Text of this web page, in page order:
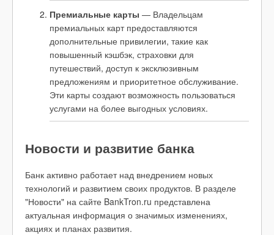
Премиальные карты — Владельцам
премиальных карт предоставляются
дополнительные привилегии, такие как
повышенный кэшбэк, страховки для
путешествий, доступ к эксклюзивным
предложениям и приоритетное обслуживание.
Эти карты создают возможность пользоваться
услугами на более выгодных условиях.
Новости и развитие банка
Банк активно работает над внедрением новых
технологий и развитием своих продуктов. В разделе
"Новости" на сайте BankTron.ru представлена
актуальная информация о значимых изменениях,
акциях и планах развития.